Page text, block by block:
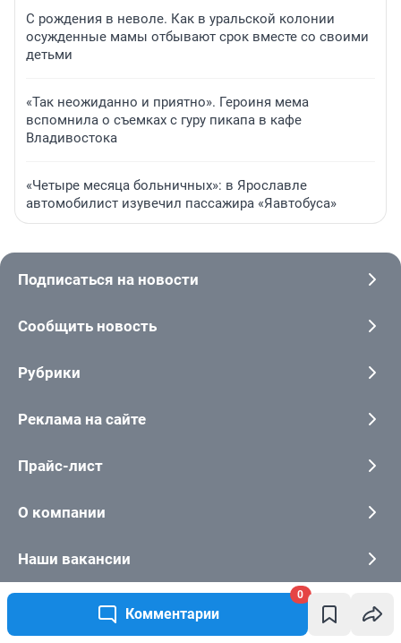
Комментарии
0
С рождения в неволе. Как в уральской колонии
осужденные мамы отбывают срок вместе со своими
детьми
«Так неожиданно и приятно». Героиня мема
вспомнила о съемках с гуру пикапа в кафе
Владивостока
«Четыре месяца больничных»: в Ярославле
автомобилист изувечил пассажира «Яавтобуса»
Подписаться на новости
Сообщить новость
Рубрики
Реклама на сайте
Прайс-лист
О компании
Наши вакансии
Техподдержка